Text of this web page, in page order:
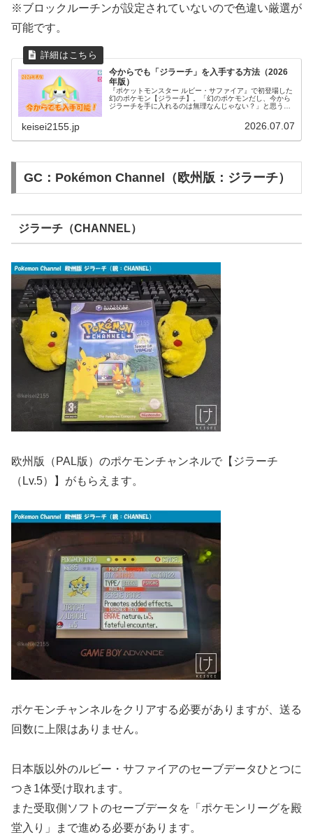
※ブロックルーチンが設定されていないので色違い厳選が
可能です。
今からでも「ジラーチ」を入手する方法（2026
年版）
『ポケットモンスター ルビー・サファイア』で初登場した
幻のポケモン【ジラーチ】。「幻のポケモンだし、今から
ジラーチを手に入れるのは無理なんじゃない？」と思う方
keisei2155.jp 2026.07.07
GC：Pokémon Channel（欧州版：ジラーチ）
ジラーチ（CHANNEL）
欧州版（PAL版）のポケモンチャンネルで【ジラーチ
（Lv.5）】がもらえます。
ポケモンチャンネルをクリアする必要がありますが、送る
回数に上限はありません。
日本版以外のルビー・サファイアのセーブデータひとつに
つき1体受け取れます。
また受取側ソフトのセーブデータを「ポケモンリーグを殿
堂入り」まで進める必要があります。